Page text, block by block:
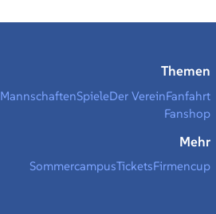
Themen
MannschaftenSpieleDer VereinFanfahrt
Fanshop
Mehr
SommercampusTicketsFirmencup